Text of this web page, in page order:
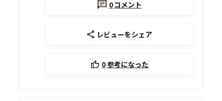
0コメント
レビューをシェア
0参考になった